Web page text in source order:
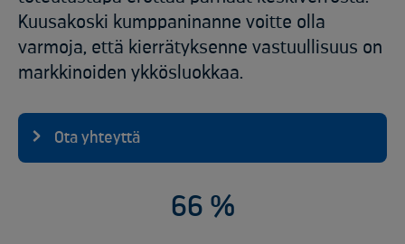
Kuusakoski kumppaninanne voitte olla
varmoja, että kierrätyksenne vastuullisuus on
markkinoiden ykkösluokkaa.
Ota yhteyttä
86 %